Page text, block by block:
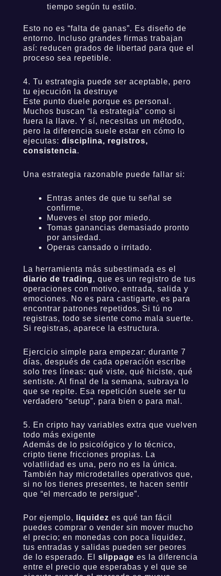
tiempo según tu estilo.
Esto no es “falta de ganas”. Es diseño de
entorno. Incluso grandes firmas trabajan
así: reducen grados de libertad para que el
proceso sea repetible.
4. Tu estrategia puede ser aceptable, pero
tu ejecución la destruye
Este punto duele porque es personal.
Muchos buscan “la estrategia” como si
fuera la llave. Y sí, necesitas un método,
pero la diferencia suele estar en cómo lo
ejecutas: disciplina, registros,
consistencia.
Una estrategia razonable puede fallar si:
Entras antes de que tu señal se
confirme.
Mueves el stop por miedo.
Tomas ganancias demasiado pronto
por ansiedad.
Operas cansado o irritado.
La herramienta más subestimada es el
diario de trading, que es un registro de tus
operaciones con motivo, entrada, salida y
emociones. No es para castigarte, es para
encontrar patrones repetidos. Si tú no
registras, todo se siente como mala suerte.
Si registras, aparece la estructura.
Ejercicio simple para empezar: durante 7
días, después de cada operación escribe
solo tres líneas: qué viste, qué hiciste, qué
sentiste. Al final de la semana, subraya lo
que se repite. Esa repetición suele ser tu
verdadero “setup”, para bien o para mal.
5. En cripto hay variables extra que vuelven
todo más exigente
Además de lo psicológico y lo técnico,
cripto tiene fricciones propias. La
volatilidad es una, pero no es la única.
También hay microdetalles operativos que,
si no los tienes presentes, te hacen sentir
que “el mercado te persigue”.
Por ejemplo, liquidez es qué tan fácil
puedes comprar o vender sin mover mucho
el precio; en monedas con poca liquidez,
tus entradas y salidas pueden ser peores
de lo esperado. El slippage es la diferencia
entre el precio que esperabas y el que se